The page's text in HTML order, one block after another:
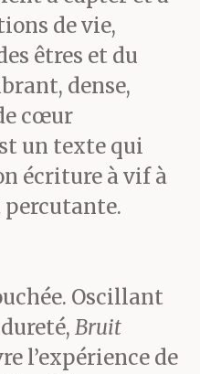
heure.
moins.
un
bornes
s’est
la
de vie,
êtres et du
dense,
cœur
un texte qui
écriture à vif à
percutante.
Oscillant
Bruit
l’expérience de